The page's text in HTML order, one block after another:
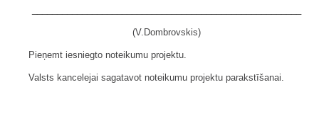
(V.Dombrovskis)
Pieņemt iesniegto noteikumu projektu.
Valsts kancelejai sagatavot noteikumu projektu parakstīšanai.